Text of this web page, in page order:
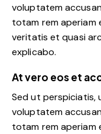
voluptatem
totam rem aperiam
veritatis et quasi
explicabo.
At vero eos et
Sed ut perspiciatis,
voluptatem
totam rem aperiam